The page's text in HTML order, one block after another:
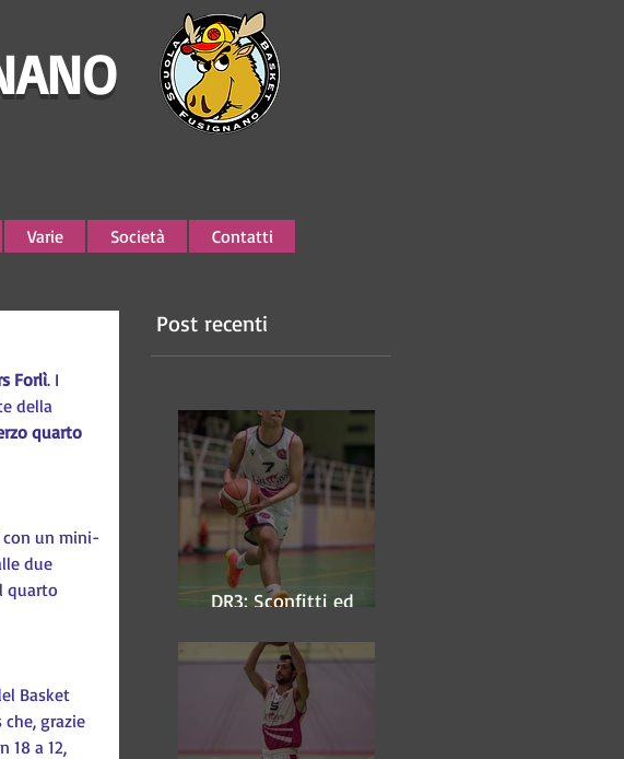
Varie Società Contatti
Forlì. I
della
quarto
con un mini-
due
quarto
Basket
che, grazie
18 a 12,
Post recenti
DR3: Sconfitti ed